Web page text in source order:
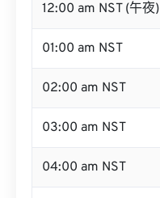
12:00 am NST (午夜)
01:00 am NST
02:00 am NST
03:00 am NST
04:00 am NST